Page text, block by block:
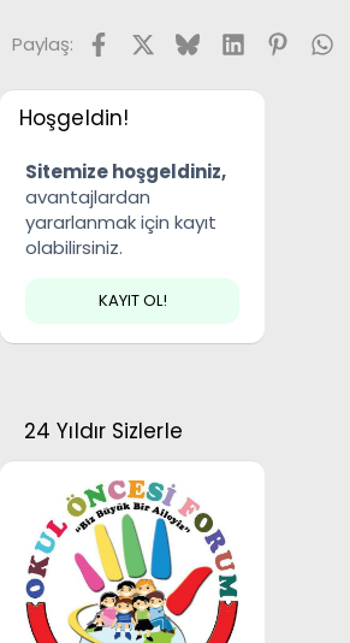
Paylaş: FacebookBlueskyLinkedIn
Hoşgeldin!
Sitemize hoşgeldiniz,
avantajlardan
yararlanmak için kayıt
olabilirsiniz.
KAYIT OL!
24 Yıldır Sizlerle